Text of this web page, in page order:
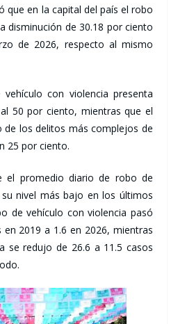
que en la capital del país el robo
disminución de 30.18 por ciento
de 2026, respecto al mismo
con violencia presenta
50 por ciento, mientras que el
los delitos más complejos de
25 por ciento.
el promedio diario de robo de
nivel más bajo en los últimos
de vehículo con violencia pasó
2019 a 1.6 en 2026, mientras
se redujo de 26.6 a 11.5 casos